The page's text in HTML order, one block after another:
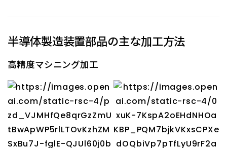
半導体製造装置部品の主な加工方法
高精度マシニング加工